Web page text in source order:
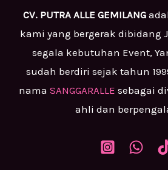
CV. PUTRA ALLE GEMILANG
kami yang bergerak dibidang
segala kebutuhan Event,
sudah berdiri sejak tahun
nama SANGGARALLE sebagai
ahli dan